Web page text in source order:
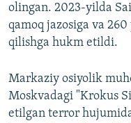
olingan. 2023-yilda
qamoq jazosiga va
qilishga hukm etildi.
Markaziy osiyolik
Moskvadagi "Krokus
etilgan terror